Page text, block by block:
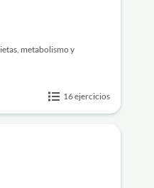
metabolismo y
16 ejercicios